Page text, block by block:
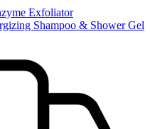
Exfoliator
Shampoo & Shower Gel